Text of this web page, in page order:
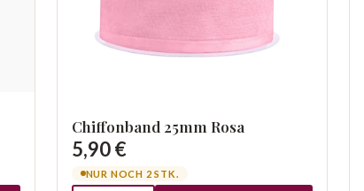
Chiffonband 25mm Rosa
5,90 €
NUR NOCH 2 STK.